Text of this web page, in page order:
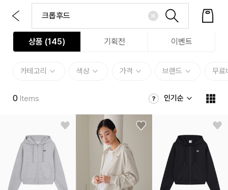
상품 (145) 기획전 이벤트
카테고리 색상 가격 브랜드 무료
0 Items 인기순